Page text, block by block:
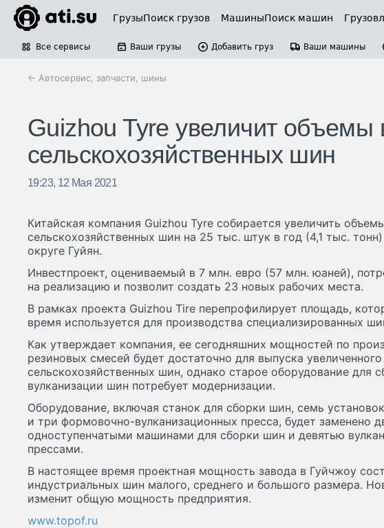
ГрузыПоиск грузов МашиныПоиск машин
Все сервисы Ваши грузы Добавить груз Ваши машины
← Автосервис, запчасти, шины
Guizhou Tyre увеличит объемы
сельскохозяйственных шин
19:23, 12 Мая 2021
Китайская компания Guizhou Tyre собирается увеличить
сельскохозяйственных шин на 25 тыс. штук в год (4,1 тыс.
округе Гуйян.
Инвестпроект, оцениваемый в 7 млн. евро (57 млн. юаней),
на реализацию и позволит создать 23 новых рабочих места.
В рамках проекта Guizhou Tire перепрофилирует площадь,
время используется для производства специализированных
Как утверждает компания, ее сегодняшних мощностей по
резиновых смесей будет достаточно для выпуска
сельскохозяйственных шин, однако старое оборудование для
вулканизации шин потребует модернизации.
Оборудование, включая станок для сборки шин, семь
и три формовочно-вулканизационных пресса, будет заменено
одноступенчатыми машинами для сборки шин и девятью
прессами.
В настоящее время проектная мощность завода в Гуйчжоу
индустриальных шин малого, среднего и большого размера.
изменит общую мощность предприятия.
www.topof.ru